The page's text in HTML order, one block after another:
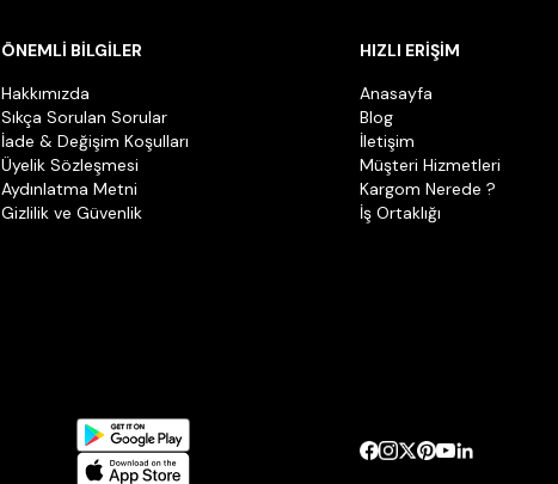
ÖNEMLİ BİLGİLER
Hakkımızda
Sıkça Sorulan Sorular
İade & Değişim Koşulları
Üyelik Sözleşmesi
Aydınlatma Metni
Gizlilik ve Güvenlik
HIZLI ERİŞİM
Anasayfa
Blog
İletişim
Müşteri Hizmetleri
Kargom Nerede ?
İş Ortaklığı